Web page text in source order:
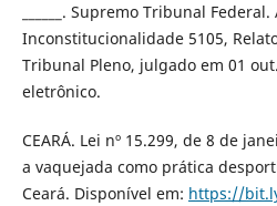
______. Supremo Tribunal
Inconstitucionalidade 5105,
Tribunal Pleno, julgado em 01
eletrônico.
CEARÁ. Lei nº 15.299, de 8 de
a vaquejada como prática
Ceará. Disponível em: https://